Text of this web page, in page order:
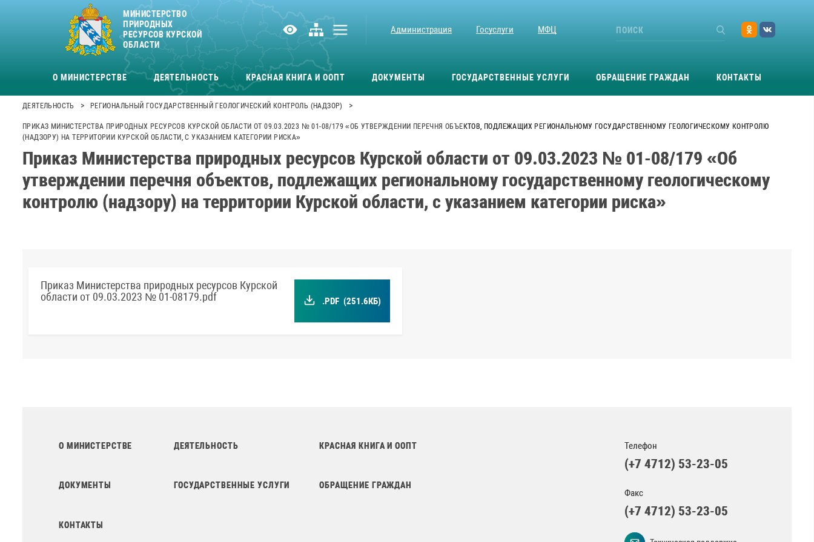
МИНИСТЕРСТВО
ПРИРОДНЫХ
РЕСУРСОВ КУРСКОЙ
ОБЛАСТИ
Администрация Госуслуги МФЦ
О МИНИСТЕРСТВЕ ДЕЯТЕЛЬНОСТЬ КРАСНАЯ КНИГА И ООПТ ДОКУМЕНТЫ ГОСУДАРСТВЕННЫЕ УСЛУГИ ОБРАЩЕНИЕ ГРАЖДАН КОНТАКТЫ
ДЕЯТЕЛЬНОСТЬ > РЕГИОНАЛЬНЫЙ ГОСУДАРСТВЕННЫЙ ГЕОЛОГИЧЕСКИЙ КОНТРОЛЬ (НАДЗОР) >
ПРИКАЗ МИНИСТЕРСТВА ПРИРОДНЫХ РЕСУРСОВ КУРСКОЙ ОБЛАСТИ ОТ 09.03.2023 № 01-08/179 «ОБ УТВЕРЖДЕНИИ ПЕРЕЧНЯ ОБЪЕКТОВ, ПОДЛЕЖАЩИХ РЕГИОНАЛЬНОМУ ГОСУДАРСТВЕННОМУ ГЕОЛОГИЧЕСКОМУ КОНТРОЛЮ
(НАДЗОРУ) НА ТЕРРИТОРИИ КУРСКОЙ ОБЛАСТИ, С УКАЗАНИЕМ КАТЕГОРИИ РИСКА»
Приказ Министерства природных ресурсов Курской области от 09.03.2023 № 01-08/179 «Об
утверждении перечня объектов, подлежащих региональному государственному геологическому
контролю (надзору) на территории Курской области, с указанием категории риска»
Приказ Министерства природных ресурсов Курской
области от 09.03.2023 № 01-08179.pdf
.PDF (251.6КБ)
О МИНИСТЕРСТВЕ ДЕЯТЕЛЬНОСТЬ КРАСНАЯ КНИГА И ООПТ
ДОКУМЕНТЫ ГОСУДАРСТВЕННЫЕ УСЛУГИ ОБРАЩЕНИЕ ГРАЖДАН
КОНТАКТЫ
Телефон
(+7 4712) 53-23-05
Факс
(+7 4712) 53-23-05